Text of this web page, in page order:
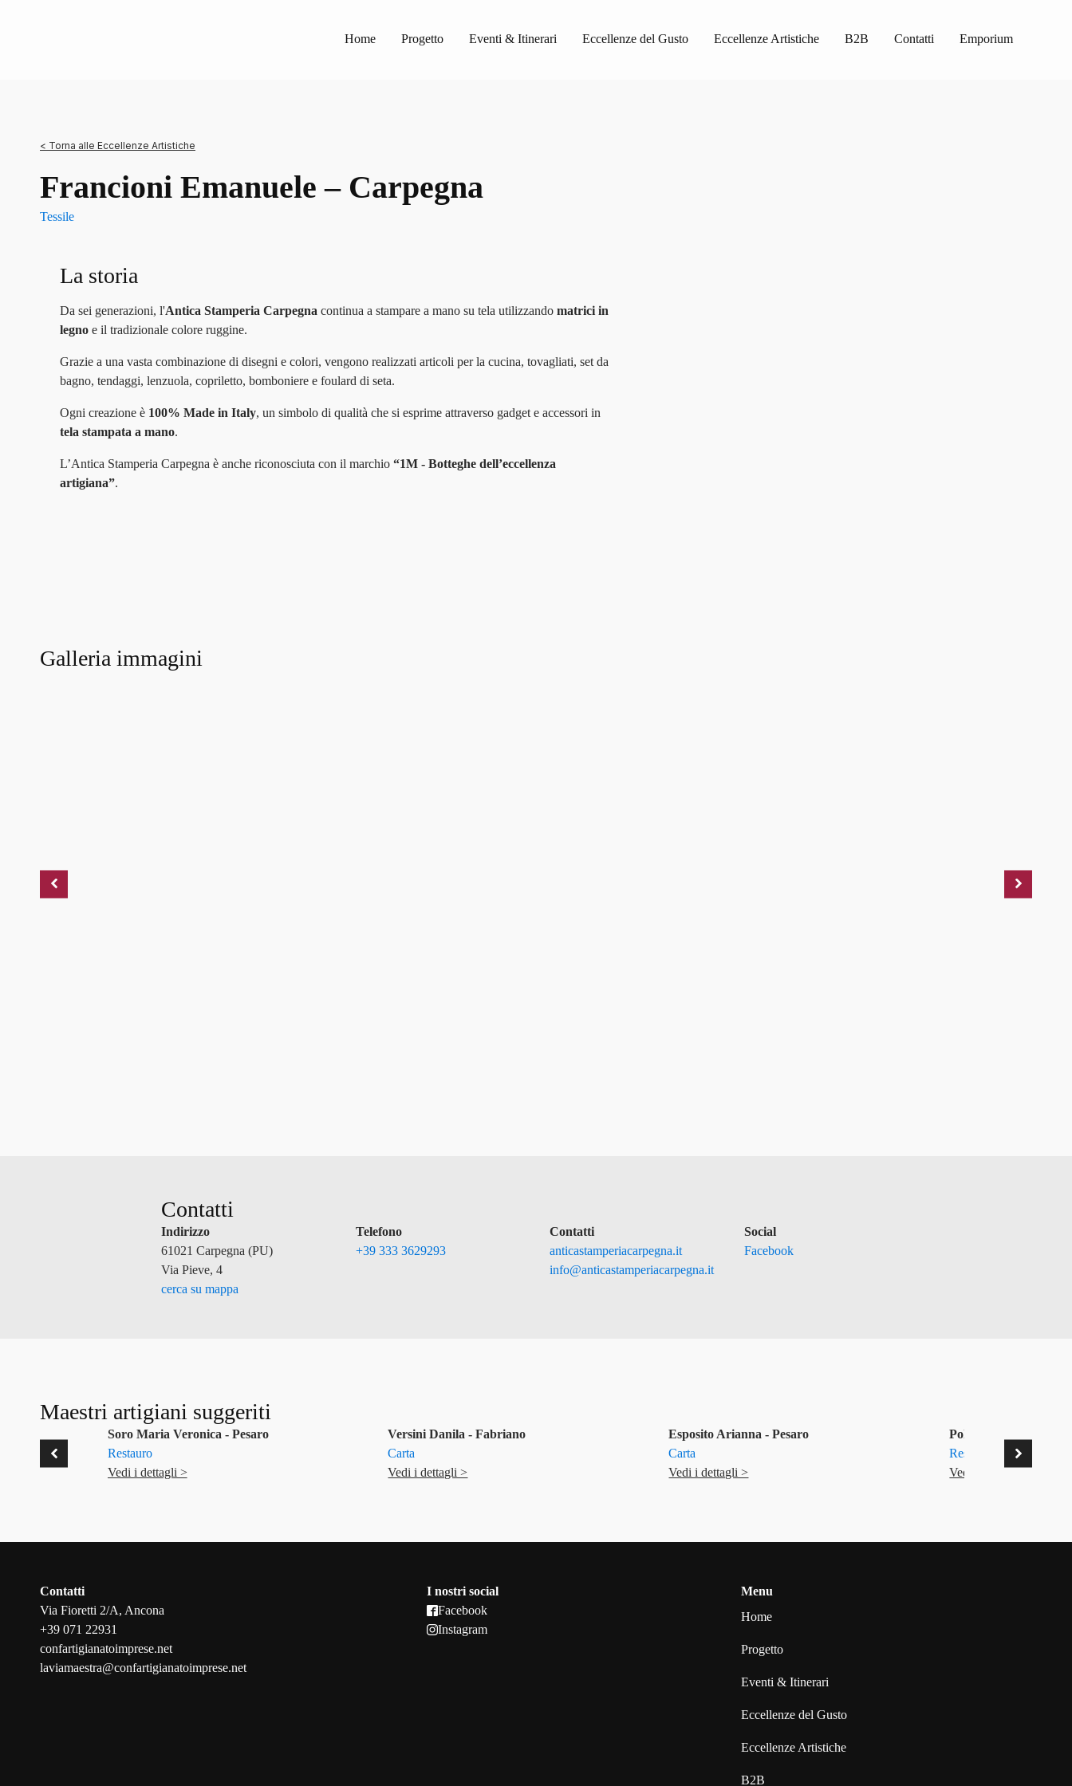
Home Progetto Eventi & Itinerari Eccellenze del Gusto Eccellenze Artistiche B2B Contatti Emporium
< Torna alle Eccellenze Artistiche
Francioni Emanuele – Carpegna
Tessile
La storia
Da sei generazioni, l'Antica Stamperia Carpegna continua a stampare a mano su tela utilizzando matrici in
legno e il tradizionale colore ruggine.
Grazie a una vasta combinazione di disegni e colori, vengono realizzati articoli per la cucina, tovagliati, set da
bagno, tendaggi, lenzuola, copriletto, bomboniere e foulard di seta.
Ogni creazione è 100% Made in Italy, un simbolo di qualità che si esprime attraverso gadget e accessori in
tela stampata a mano.
L’Antica Stamperia Carpegna è anche riconosciuta con il marchio “1M - Botteghe dell’eccellenza
artigiana”.
Galleria immagini
Contatti
Indirizzo
61021 Carpegna (PU)
Via Pieve, 4
cerca su mappa
Telefono
+39 333 3629293
Contatti
anticastamperiacarpegna.it
info@anticastamperiacarpegna.it
Social
Facebook
Maestri artigiani suggeriti
Soro Maria Veronica - Pesaro
Restauro
Vedi i dettagli >
Versini Danila - Fabriano
Carta
Vedi i dettagli >
Esposito Arianna - Pesaro
Carta
Vedi i dettagli >
Polidori Cristina -
Restauro
Vedi i dettagli >
Contatti
Via Fioretti 2/A, Ancona
+39 071 22931
confartigianatoimprese.net
laviamaestra@confartigianatoimprese.net
I nostri social
Facebook
Instagram
Menu
Home
Progetto
Eventi & Itinerari
Eccellenze del Gusto
Eccellenze Artistiche
B2B